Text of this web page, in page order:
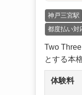
神戸三宮駅
都度払い対
Two
とする本
体験料